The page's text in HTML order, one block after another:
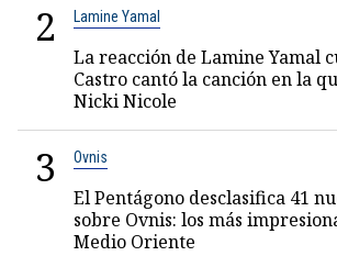
2 Lamine Yamal
La reacción de Lamine Yamal
Castro cantó la canción en la
Nicki Nicole
3 Ovnis
El Pentágono desclasifica 41
sobre Ovnis: los más
Medio Oriente